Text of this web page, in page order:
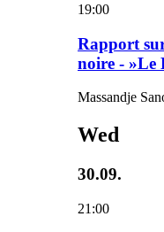
19:00
Rapport
noire - »Le
Massandje
Wed
30.09.
21:00